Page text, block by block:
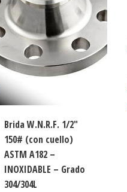
Brida W.N.R.F. 1/2″
150# (con cuello)
ASTM A182 –
INOXIDABLE – Grado
304/304L